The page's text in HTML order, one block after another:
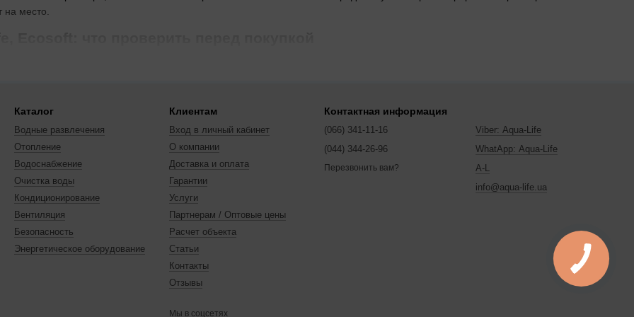
на место.
— для каких систем подходит
быстрый монтаж без переходников. Если система нестандартная, классическое исполнение может потребовать
монтажа или необходимости меньшей производительности эта категория не подходит — рассмотрите фильтры в формах
модели.
Каталог
Водные развлечения
Отопление
Водоснабжение
Очистка воды
Кондиционирование
Вентиляция
Безопасность
Энергетическое оборудование
Клиентам
Вход в личный кабинет
О компании
Доставка и оплата
Гарантии
Услуги
Партнерам / Оптовые цены
Расчет объекта
Статьи
Контакты
Отзывы
Мы в соцсетях
Контактная информация
(066) 341-11-16
(044) 344-26-96
Перезвонить вам?
Viber: Aqua-Life
WhatApp: Aqua-Life
A-L
info@aqua-life.ua